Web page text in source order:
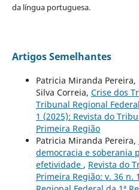
da língua portuguesa.
Artigos Semelhantes
Patricia Miranda
Silva Correia, Crise dos
Tribunal Regional
1 (2025): Revista do
Primeira Região
Patricia Miranda Pereira,
democracia e soberania
efetividade , Revista do
Primeira Região: v. 36 n.